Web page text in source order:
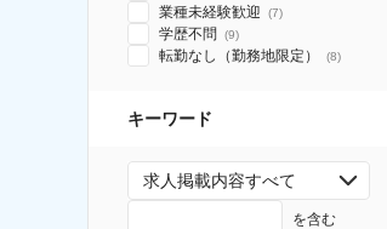
業種未経験歓迎 (7)
学歴不問 (9)
転勤なし（勤務地限定） (8)
キーワード
求人掲載内容すべて
を含む